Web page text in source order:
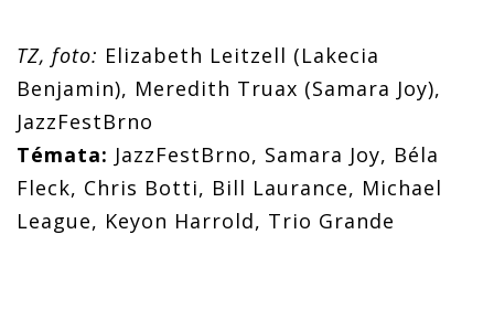
TZ, foto: Elizabeth Leitzell (Lakecia
Benjamin), Meredith Truax (Samara Joy),
JazzFestBrno
Témata: JazzFestBrno, Samara Joy, Béla
Fleck, Chris Botti, Bill Laurance, Michael
League, Keyon Harrold, Trio Grande